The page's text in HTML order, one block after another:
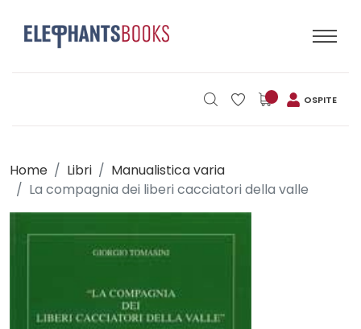
OSPITE
Home Libri
Manualistica varia
La compagnia dei liberi cacciatori della valle